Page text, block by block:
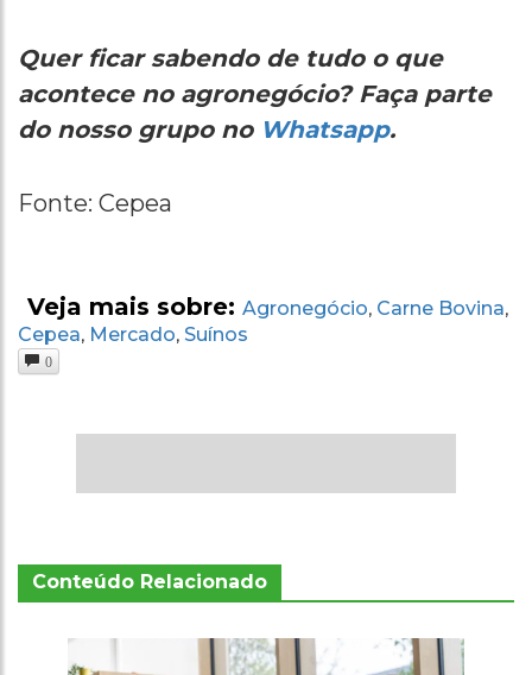
Quer ficar sabendo de tudo o que
acontece no agronegócio? Faça parte
do nosso grupo no Whatsapp.
Fonte: Cepea
Veja mais sobre: Agronegócio, Carne Bovina,
Cepea, Mercado, Suínos
0
Conteúdo Relacionado